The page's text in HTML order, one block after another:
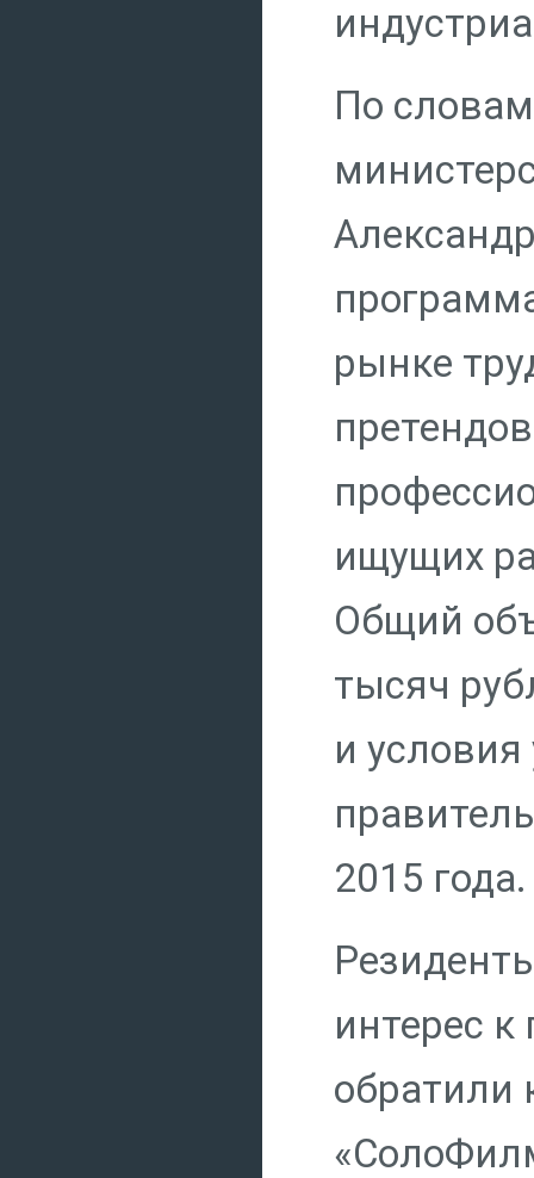
По
рынке
ищущих
Общий
тысяч
и
2015 года.
интерес
обратили